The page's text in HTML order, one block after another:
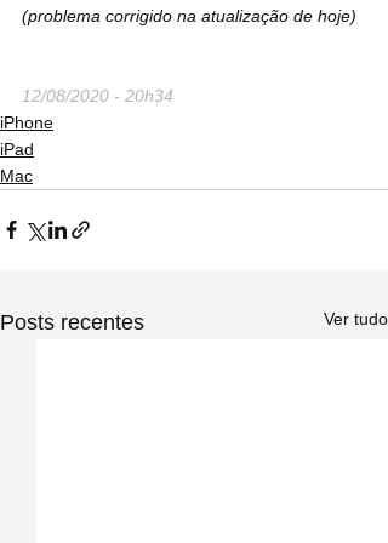
(problema corrigido na atualização de hoje)
12/08/2020 - 20h34
iPhone
iPad
Mac
Posts recentes Ver tudo